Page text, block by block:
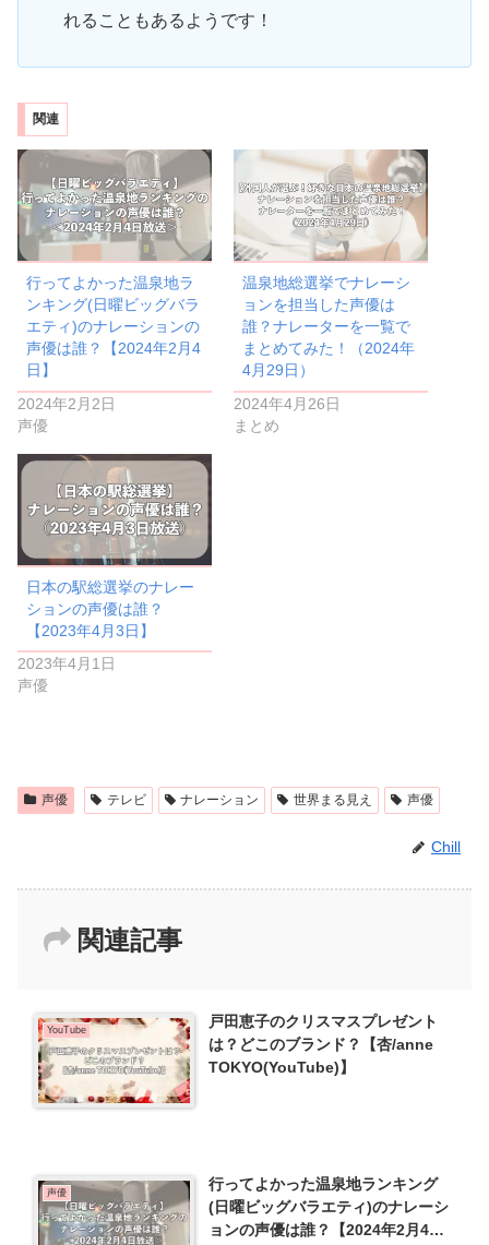
れることもあるようです！
関連
行ってよかった温泉地ラ
ンキング(日曜ビッグバラ
エティ)のナレーションの
声優は誰？【2024年2月4
日】
2024年2月2日
声優
温泉地総選挙でナレーシ
ョンを担当した声優は
誰？ナレーターを一覧で
まとめてみた！（2024年
4月29日）
2024年4月26日
まとめ
日本の駅総選挙のナレー
ションの声優は誰？
【2023年4月3日】
2023年4月1日
声優
声優 テレビ ナレーション 世界まる見え 声優
Chill
関連記事
YouTube
戸田恵子のクリスマスプレゼント
は？どこのブランド？【杏/anne
TOKYO(YouTube)】
声優
行ってよかった温泉地ランキング
(日曜ビッグバラエティ)のナレーシ
ョンの声優は誰？【2024年2月4